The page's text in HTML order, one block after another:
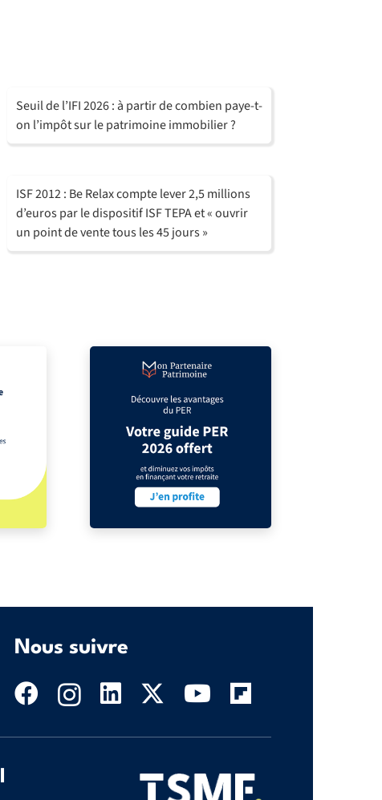
Seuil de l’IFI 2026 : à partir de combien paye-t-
on l’impôt sur le patrimoine immobilier ?
ISF 2012 : Be Relax compte lever 2,5 millions
d’euros par le dispositif ISF TEPA et « ouvrir
un point de vente tous les 45 jours »
Nous suivre